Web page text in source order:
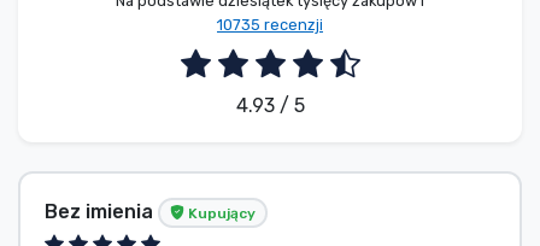
10735 recenzji
4.93 / 5
Bez imienia Kupujący